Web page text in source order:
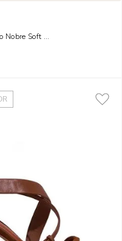
Nobre Soft Bico Quadrado Salto